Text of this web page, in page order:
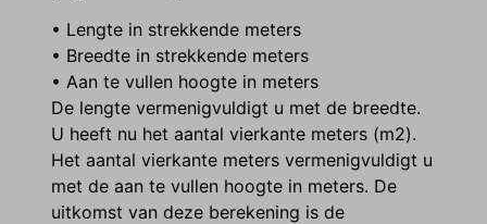
• Lengte in strekkende meters
• Breedte in strekkende meters
• Aan te vullen hoogte in meters
De lengte vermenigvuldigt u met de breedte.
U heeft nu het aantal vierkante meters (m2).
Het aantal vierkante meters vermenigvuldigt u
met de aan te vullen hoogte in meters. De
uitkomst van deze berekening is de